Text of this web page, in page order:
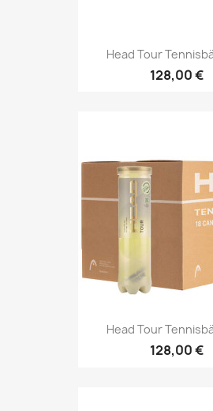
Head Tour
128,00 €
Head Tour
128,00 €